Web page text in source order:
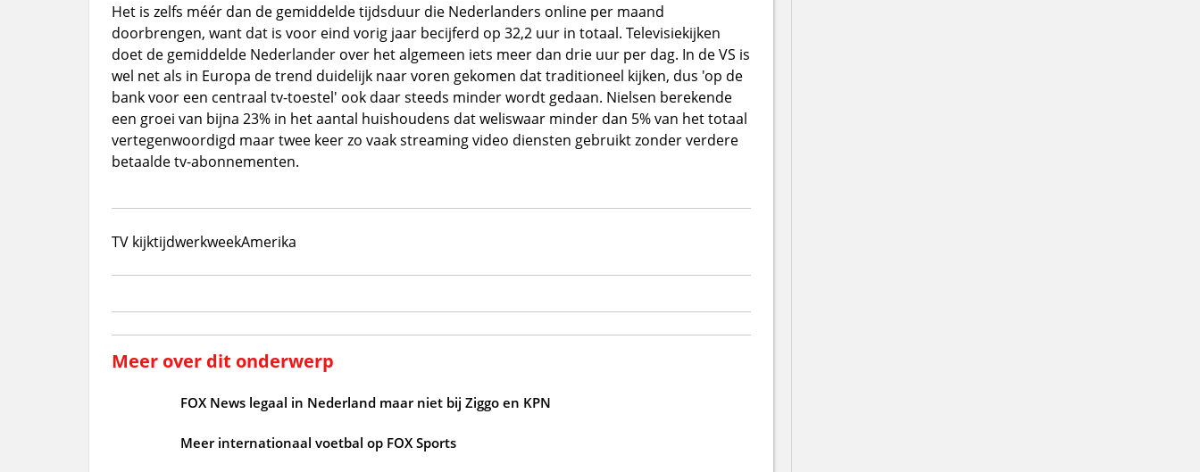
Het is zelfs méér dan de gemiddelde tijdsduur die Nederlanders online per maand
doorbrengen, want dat is voor eind vorig jaar becijferd op 32,2 uur in totaal. Televisiekijken
doet de gemiddelde Nederlander over het algemeen iets meer dan drie uur per dag. In de VS is
wel net als in Europa de trend duidelijk naar voren gekomen dat traditioneel kijken, dus 'op de
bank voor een centraal tv-toestel' ook daar steeds minder wordt gedaan. Nielsen berekende
een groei van bijna 23% in het aantal huishoudens dat weliswaar minder dan 5% van het totaal
vertegenwoordigd maar twee keer zo vaak streaming video diensten gebruikt zonder verdere
betaalde tv-abonnementen.
TV kijktijdwerkweekAmerika
Meer over dit onderwerp
FOX News legaal in Nederland maar niet bij Ziggo en KPN
Meer internationaal voetbal op FOX Sports